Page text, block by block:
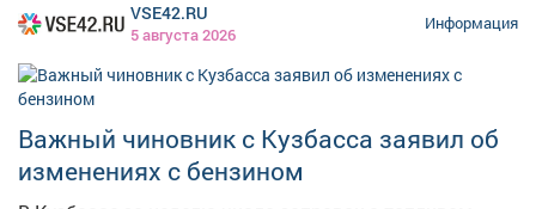
ситуации и слаженно эвакуировались через три
запасных выхода. Главные выводы тренировки: 🔹
При ЧС не действовать самостоятельно; 🔹 Сразу
слушать и выполнять указания взрослых; 🔹 И
главное - никакой паники! Такие учения проходят у нас
регулярно, чтобы в экстренной ситуации (тьфу-тьфу-
тьфу!) каждый знал, как сохранить жизнь и здоровье.
VSE42.RU
5 августа 2026
Информация
Важный чиновник с Кузбасса заявил об
изменениях с бензином